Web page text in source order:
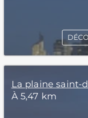
La plaine saint-
À 5,47 km